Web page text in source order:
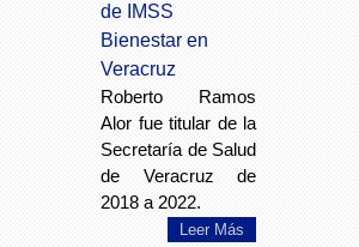
de IMSS
Bienestar en
Veracruz
Roberto Ramos
Alor fue titular de la
Secretaría de Salud
de Veracruz de
2018 a 2022.
Leer Más